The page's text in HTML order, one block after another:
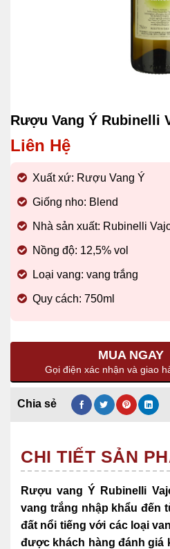
Rượu Vang Ý Rubinelli
Liên Hệ
Xuất xứ: Rượu Vang Ý
Giống nho: Blend
Nhà sản xuất: Rubinelli
Nồng độ: 12,5% vol
Loại vang: vang trắng
Quy cách: 750ml
MUA NGAY
Gọi điện xác nhận và giao
CHI TIẾT SẢN
Rượu vang Ý Rubinelli
vang trắng nhập khẩu đến
đất nổi tiếng với các loại
được khách hàng đánh giá